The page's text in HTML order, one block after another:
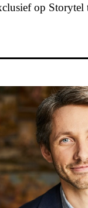
op Storytel